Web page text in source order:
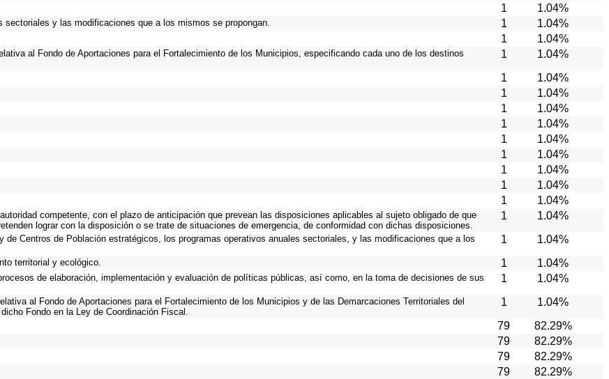
1 1.04%
y las modificaciones que a los mismos se propongan. 1 1.04%
1 1.04%
al Fondo de Aportaciones para el Fortalecimiento de los Municipios, especificando cada uno de los destinos
1 1.04%
1 1.04%
1 1.04%
1 1.04%
1 1.04%
1 1.04%
1 1.04%
1 1.04%
1 1.04%
1 1.04%
competente, con el plazo de anticipación que prevean las disposiciones aplicables al sujeto obligado de que
lograr con la disposición o se trate de situaciones de emergencia, de conformidad con dichas disposiciones.
1 1.04%
Centros de Población estratégicos, los programas operativos anuales sectoriales, y las modificaciones que a los
1 1.04%
territorial y ecológico. 1 1.04%
de elaboración, implementación y evaluación de políticas públicas, así como, en la toma de decisiones de sus
1 1.04%
al Fondo de Aportaciones para el Fortalecimiento de los Municipios y de las Demarcaciones Territoriales del
Fondo en la Ley de Coordinación Fiscal.
1 1.04%
79 82.29%
79 82.29%
79 82.29%
79 82.29%